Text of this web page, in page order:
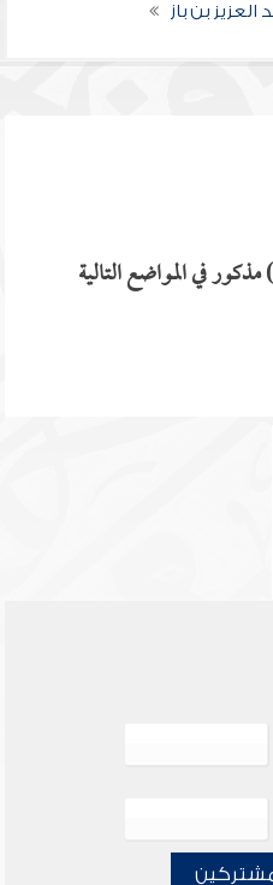
العزيز بن باز
في المواضع التالية